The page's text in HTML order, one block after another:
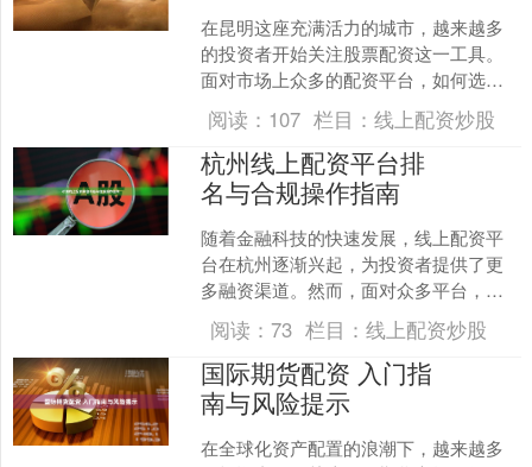
在昆明这座充满活力的城市，越来越多
的投资者开始关注股票配资这一工具。
面对市场上众多的配资平台，如何选择
一家正规、安全且低息的平台，成为投
资者最关心的问题。本文将....
阅读： 107 栏目： 线上配资炒股
杭州线上配资平台排
名与合规操作指南
随着金融科技的快速发展，线上配资平
台在杭州逐渐兴起，为投资者提供了更
多融资渠道。然而，面对众多平台，如
何选择合规、安全的配资平台成为投资
者关注的核心问题。本文将....
阅读：73 栏目：线上配资炒股
国际期货配资 入门指
南与风险提示
在全球化资产配置的浪潮下，越来越多